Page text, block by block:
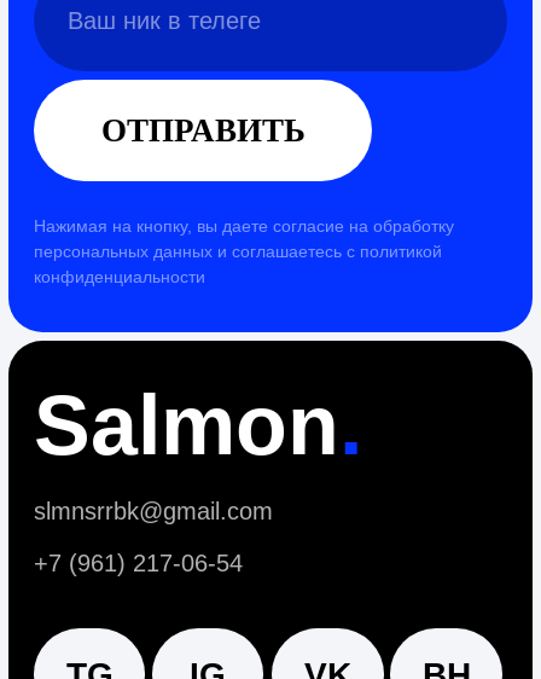
Salmon.
TILDA EXPERTS
slmnsrrbk@gmail.com
+7 (961) 217-06-54
Нажимая на кнопку, вы даете согласие на обработку
персональных данных и соглашаетесь c политикой
конфиденциальности